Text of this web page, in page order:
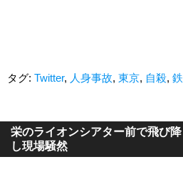
タグ: Twitter, 人身事故, 東京, 自殺,
栄のライオンシアター前で飛び
し現場騒然